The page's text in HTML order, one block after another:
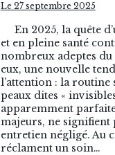
Le 27 septembre 2025
En 2025, la quête
et en pleine santé
nombreux adeptes
eux, une nouvelle
l’attention : la routine
peaux dites «
apparemment
majeurs, ne signifient
entretien négligé. Au
réclament un soin…